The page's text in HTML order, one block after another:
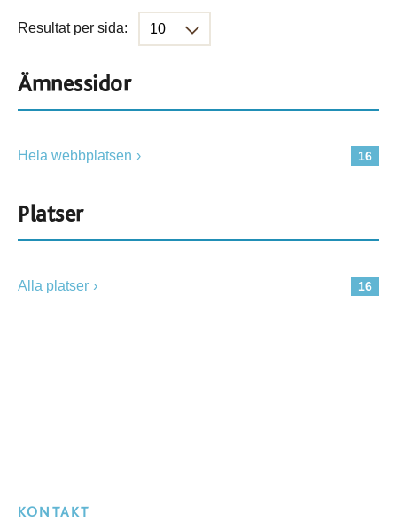
Resultat per sida:
Ämnessidor
16
Hela webbplatsen
Platser
16
Alla platser
KONTAKT